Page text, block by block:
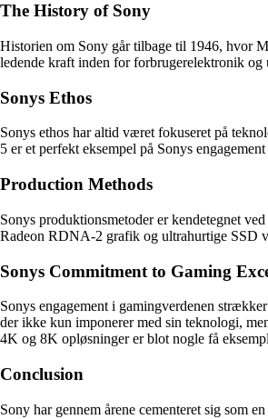
The History of Sony
Historien om Sony går tilbage til 1946, hvor
ledende kraft inden for forbrugerelektronik
Sonys Ethos
Sonys ethos har altid været fokuseret på
5 er et perfekt eksempel på Sonys
Production Methods
Sonys produktionsmetoder er kendetegnet
Radeon RDNA-2 grafik og ultrahurtige SSD
Sonys Commitment to Gaming
Sonys engagement i gamingverdenen
der ikke kun imponerer med sin teknologi,
4K og 8K opløsninger er blot nogle få
Conclusion
Sony har gennem årene cementeret sig som